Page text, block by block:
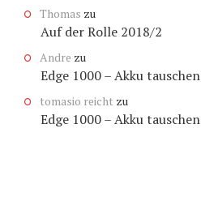
Thomas zu
Auf der Rolle 2018/2
Andre zu
Edge 1000 – Akku tauschen
tomasio reicht zu
Edge 1000 – Akku tauschen